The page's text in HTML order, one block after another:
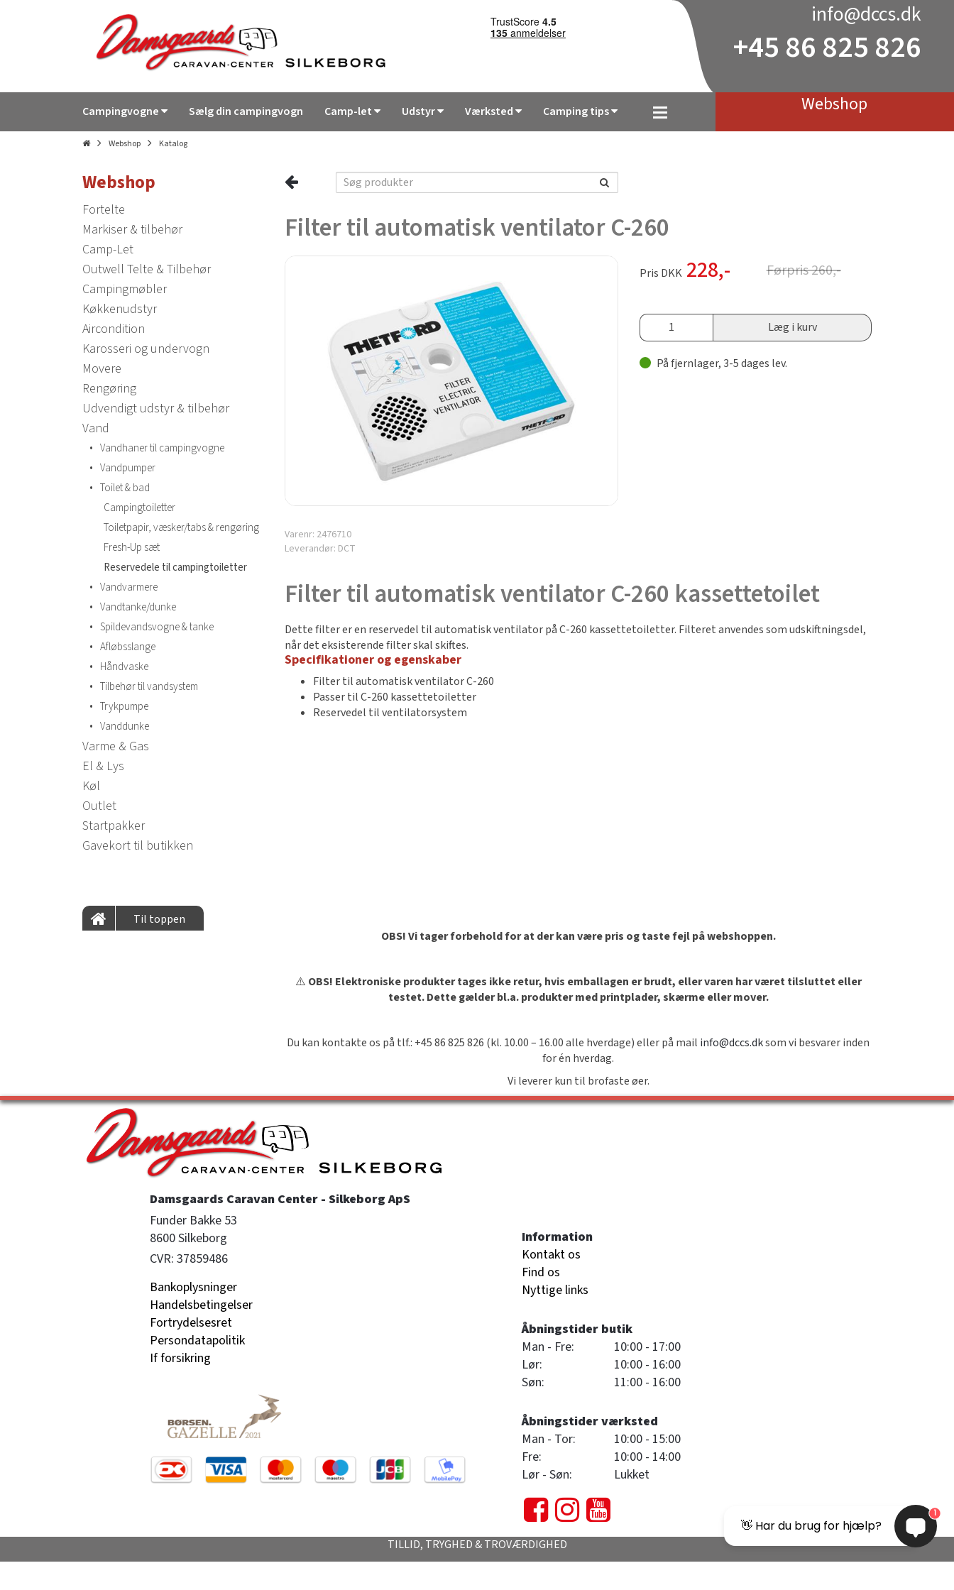
info@dccs.dk
+45 86 825 826
Campingvogne Sælg din campingvogn Camp-let Udstyr Værksted Camping tips Webshop
Webshop Katalog
Webshop
Fortelte
Markiser & tilbehør
Camp-Let
Outwell Telte & Tilbehør
Campingmøbler
Køkkenudstyr
Aircondition
Karosseri og undervogn
Movere
Rengøring
Udvendigt udstyr & tilbehør
Vand
• Vandhaner til campingvogne
• Vandpumper
• Toilet & bad
Campingtoiletter
Toiletpapir, væsker/tabs & rengøring
Fresh-Up sæt
Reservedele til campingtoiletter
• Vandvarmere
• Vandtanke/dunke
• Spildevandsvogne & tanke
• Afløbsslange
• Håndvaske
• Tilbehør til vandsystem
• Trykpumpe
• Vanddunke
Varme & Gas
El & Lys
Køl
Outlet
Startpakker
Gavekort til butikken
Filter til automatisk ventilator C-260
Pris DKK 228,- Førpris260,-
Læg i kurv
På fjernlager, 3-5 dages lev.
Varenr: 2476710
Leverandør: DCT
Filter til automatisk ventilator C-260 kassettetoilet
Dette filter er en reservedel til automatisk ventilator på C-260 kassettetoiletter. Filteret anvendes som udskiftningsdel,
når det eksisterende filter skal skiftes.
Specifikationer og egenskaber
Filter til automatisk ventilator C-260
Passer til C-260 kassettetoiletter
Reservedel til ventilatorsystem
Til toppen
OBS! Vi tager forbehold for at der kan være pris og taste fejl på webshoppen.
⚠️ OBS! Elektroniske produkter tages ikke retur, hvis emballagen er brudt, eller varen har været tilsluttet eller
testet. Dette gælder bl.a. produkter med printplader, skærme eller mover.
Du kan kontakte os på tlf.: +45 86 825 826 (kl. 10.00 – 16.00 alle hverdage) eller på mail info@dccs.dksom vi besvarer inden
for én hverdag.
Vi leverer kun til brofaste øer.
Damsgaards Caravan Center - Silkeborg ApS
Funder Bakke 53
8600 Silkeborg
CVR: 37859486
Bankoplysninger
Handelsbetingelser
Fortrydelsesret
Persondatapolitik
If forsikring
Information
Kontakt os
Find os
Nyttige links
Åbningstider butik
Man - Fre:
10:00 - 17:00
Lør:
10:00 - 16:00
Søn:
11:00 - 16:00
Åbningstider værksted
Man - Tor:
10:00 - 15:00
Fre:
10:00 - 14:00
Lør - Søn:
Lukket
TILLID, TRYGHED & TROVÆRDIGHED
👋 Har du brug for hjælp?
1